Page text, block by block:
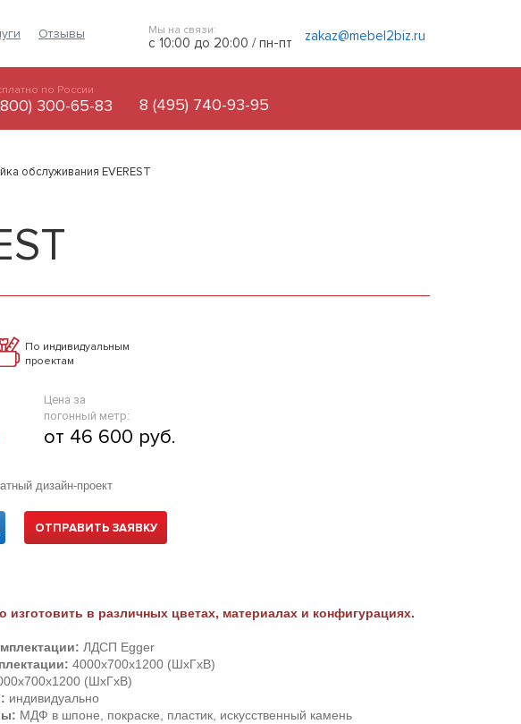
Отзывы Мы на связи:
с 10:00 до 20:00 / пн-пт zakaz@mebel2biz.ru
по России
300-65-83 8 (495) 740-93-95
обслуживания EVEREST
По индивидуальным
проектам
Цена за
погонный метр:
от 46 600 руб.
дизайн-проект
ОТПРАВИТЬ ЗАЯВКУ
в различных цветах, материалах и конфигурациях.
ЛДСП Egger
4000х700х1200 (ШхГхВ)
(ШхГхВ)
индивидуально
МДФ в шпоне, покраске, пластик, искусственный камень